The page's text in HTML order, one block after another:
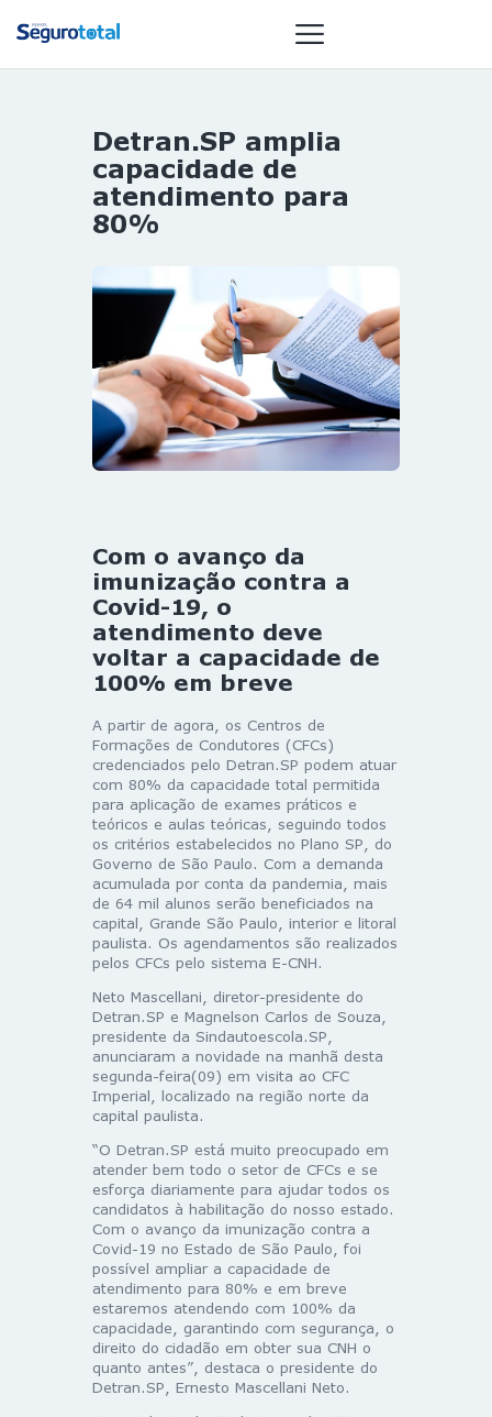
NOTÍCIAS
REVISTA
ESPECIAIS
OURO
ST SUMMIT
MULHERES
GESTORAS
HOMEST
HOME
Detran.SP amplia
capacidade de
atendimento para
80%
Com o avanço da
imunização contra a
Covid-19, o
atendimento deve
voltar a capacidade de
100% em breve
A partir de agora, os Centros de
Formações de Condutores (CFCs)
credenciados pelo Detran.SP podem atuar
com 80% da capacidade total permitida
para aplicação de exames práticos e
teóricos e aulas teóricas, seguindo todos
os critérios estabelecidos no Plano SP, do
Governo de São Paulo. Com a demanda
acumulada por conta da pandemia, mais
de 64 mil alunos serão beneficiados na
capital, Grande São Paulo, interior e litoral
paulista. Os agendamentos são realizados
pelos CFCs pelo sistema E-CNH.
Neto Mascellani, diretor-presidente do
Detran.SP e Magnelson Carlos de Souza,
presidente da Sindautoescola.SP,
anunciaram a novidade na manhã desta
segunda-feira(09) em visita ao CFC
Imperial, localizado na região norte da
capital paulista.
“O Detran.SP está muito preocupado em
atender bem todo o setor de CFCs e se
esforça diariamente para ajudar todos os
candidatos à habilitação do nosso estado.
Com o avanço da imunização contra a
Covid-19 no Estado de São Paulo, foi
possível ampliar a capacidade de
atendimento para 80% e em breve
estaremos atendendo com 100% da
capacidade, garantindo com segurança, o
direito do cidadão em obter sua CNH o
quanto antes”, destaca o presidente do
Detran.SP, Ernesto Mascellani Neto.